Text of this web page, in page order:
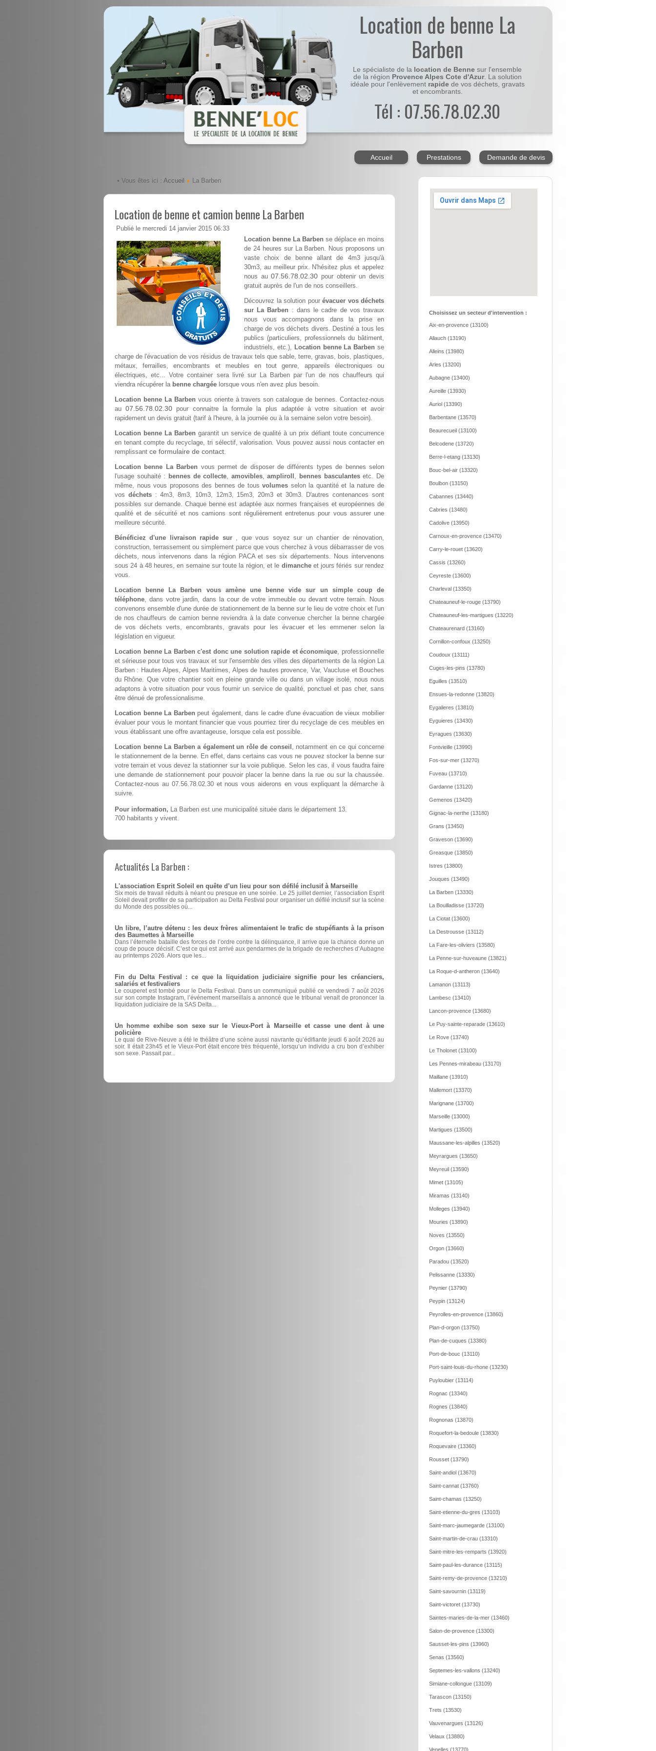
Location de benne La
Barben
Le spécialiste de la location de Benne sur l'ensemble
de la région Provence Alpes Cote d'Azur. La solution
idéale pour l'enlèvement rapidede vos déchets, gravats
et encombrants.
Tél : 07.56.78.02.30
Accueil Prestations Demande de devis
• Vous êtes ici : Accueil La Barben
Location de benne et camion benne La Barben
Publié le mercredi 14 janvier 2015 06:33
Location benne La Barben se déplace en moins
de 24 heures sur La Barben. Nous proposons un
vaste choix de benne allant de 4m3 jusqu'à
30m3, au meilleur prix. N'hésitez plus et appelez
nous au07.56.78.02.30 pour obtenir un devis
gratuit auprès de l'un de nos conseillers.
Découvrez la solution pour évacuer vos déchets
sur La Barben : dans le cadre de vos travaux
nous vous accompagnons dans la prise en
charge de vos déchets divers. Destiné a tous les
publics (particuliers, professionnels du bâtiment,
industriels, etc.), Location benne La Barben se
charge de l'évacuation de vos résidus de travaux tels que sable, terre, gravas, bois, plastiques,
métaux, ferrailles, encombrants et meubles en tout genre, appareils électroniques ou
électriques, etc... Votre container sera livré sur La Barben par l'un de nos chauffeurs qui
viendra récupérer la benne chargée lorsque vous n'en avez plus besoin.
Location benne La Barben vous oriente à travers son catalogue de bennes. Contactez-nous
au07.56.78.02.30 pour connaitre la formule la plus adaptée à votre situation et avoir
rapidement un devis gratuit (tarif à l'heure, à la journée ou à la semaine selon votre besoin).
Location benne La Barben garantit un service de qualité à un prix défiant toute concurrence
en tenant compte du recyclage, tri sélectif, valorisation. Vous pouvez aussi nous contacter en
remplissant ce formulaire de contact.
Location benne La Barben vous permet de disposer de différents types de bennes selon
l'usage souhaité : bennes de collecte, amovibles,ampliroll , bennes basculantesetc. De
même, nous vous proposons des bennes de tousvolumes selon la quantité et la nature de
vos déchets: 4m3, 8m3, 10m3, 12m3, 15m3, 20m3 et 30m3. D'autres contenances sont
possibles sur demande. Chaque benne est adaptée aux normes françaises et européennes de
qualité et de sécurité et nos camions sont régulièrement entretenus pour vous assurer une
meilleure sécurité.
Bénéficiez d'une livraison rapide sur , que vous soyez sur un chantier de rénovation,
construction, terrassement ou simplement parce que vous cherchez à vous débarrasser de vos
déchets, nous intervenons dans la région PACA et ses six départements. Nous intervenons
sous 24 à 48 heures, en semaine sur toute la région, et le dimancheet jours fériés sur rendez
vous.
Location benne La Barben vous amène une benne vide sur un simple coup de
téléphone, dans votre jardin, dans la cour de votre immeuble ou devant votre terrain. Nous
convenons ensemble d'une durée de stationnement de la benne sur le lieu de votre choix et l'un
de nos chauffeurs de camion benne reviendra à la date convenue chercher la benne chargée
de vos déchets verts, encombrants, gravats pour les évacuer et les emmener selon la
législation en vigueur.
Location benne La Barben c'est donc une solution rapide et économique, professionnelle
et sérieuse pour tous vos travaux et sur l'ensemble des villes des départements de la région La
Barben : Hautes Alpes, Alpes Maritimes, Alpes de hautes provence, Var, Vaucluse et Bouches
du Rhône. Que votre chantier soit en pleine grande ville ou dans un village isolé, nous nous
adaptons à votre situation pour vous fournir un service de qualité, ponctuel et pas cher, sans
être dénué de professionalisme.
Location benne La Barben peut également, dans le cadre d'une évacuation de vieux mobilier
évaluer pour vous le montant financier que vous pourriez tirer du recyclage de ces meubles en
vous établissant une offre avantageuse, lorsque cela est possible.
Location benne La Barben a également un rôle de conseil , notamment en ce qui concerne
le stationnement de la benne. En effet, dans certains cas vous ne pouvez stocker la benne sur
votre terrain et vous devez la stationner sur la voie publique. Selon les cas, il vous faudra faire
une demande de stationnement pour pouvoir placer la benne dans la rue ou sur la chaussée.
Contactez-nous au 07.56.78.02.30 et nous vous aiderons en vous expliquant la démarche à
suivre.
Pour information, La Barben est une municipalité située dans le département 13.
700 habitants y vivent.
Actualités La Barben :
L'association Esprit Soleil en quête d’un lieu pour son défilé inclusif à Marseille
Six mois de travail réduits à néant ou presque en une soirée. Le 25 juillet dernier, l’association Esprit
Soleil devait profiter de sa participation au Delta Festival pour organiser un défilé inclusif sur la scène
du Monde des possibles où...
Un libre, l’autre détenu : les deux frères alimentaient le trafic de stupéfiants à la prison
des Baumettes à Marseille
Dans l’éternelle bataille des forces de l’ordre contre la délinquance, il arrive que la chance donne un
coup de pouce décisif. C’est ce qui est arrivé aux gendarmes de la brigade de recherches d’Aubagne
au printemps 2026. Alors que les...
Fin du Delta Festival : ce que la liquidation judiciaire signifie pour les créanciers,
salariés et festivaliers
Le couperet est tombé pour le Delta Festival. Dans un communiqué publié ce vendredi 7 août 2026
sur son compte Instagram, l’événement marseillais a annoncé que le tribunal venait de prononcer la
liquidation judiciaire de la SAS Delta...
Un homme exhibe son sexe sur le Vieux-Port à Marseille et casse une dent à une
policière
Le quai de Rive-Neuve a été le théâtre d’une scène aussi navrante qu’édifiante jeudi 6 août 2026 au
soir. Il était 23h45 et le Vieux-Port était encore très fréquenté, lorsqu’un individu a cru bon d’exhiber
son sexe. Passait par...
Choisissez un secteur d'intervention :
Aix-en-provence (13100)
Allauch (13190)
Alleins (13980)
Arles (13200)
Aubagne (13400)
Aureille (13930)
Auriol (13390)
Barbentane (13570)
Beaurecueil (13100)
Belcodene (13720)
Berre-l-etang (13130)
Bouc-bel-air (13320)
Boulbon (13150)
Cabannes (13440)
Cabries (13480)
Cadolive (13950)
Carnoux-en-provence (13470)
Carry-le-rouet (13620)
Cassis (13260)
Ceyreste (13600)
Charleval (13350)
Chateauneuf-le-rouge (13790)
Chateauneuf-les-martigues (13220)
Chateaurenard (13160)
Cornillon-confoux (13250)
Coudoux (13111)
Cuges-les-pins (13780)
Eguilles (13510)
Ensues-la-redonne (13820)
Eygalieres (13810)
Eyguieres (13430)
Eyragues (13630)
Fontvieille (13990)
Fos-sur-mer (13270)
Fuveau (13710)
Gardanne (13120)
Gemenos (13420)
Gignac-la-nerthe (13180)
Grans (13450)
Graveson (13690)
Greasque (13850)
Istres (13800)
Jouques (13490)
La Barben (13330)
La Bouilladisse (13720)
La Ciotat (13600)
La Destrousse (13112)
La Fare-les-oliviers (13580)
La Penne-sur-huveaune (13821)
La Roque-d-antheron (13640)
Lamanon (13113)
Lambesc (13410)
Lancon-provence (13680)
Le Puy-sainte-reparade (13610)
Le Rove (13740)
Le Tholonet (13100)
Les Pennes-mirabeau (13170)
Maillane (13910)
Mallemort (13370)
Marignane (13700)
Marseille (13000)
Martigues (13500)
Maussane-les-alpilles (13520)
Meyrargues (13650)
Meyreuil (13590)
Mimet (13105)
Miramas (13140)
Molleges (13940)
Mouries (13890)
Noves (13550)
Orgon (13660)
Paradou (13520)
Pelissanne (13330)
Peynier (13790)
Peypin (13124)
Peyrolles-en-provence (13860)
Plan-d-orgon (13750)
Plan-de-cuques (13380)
Port-de-bouc (13110)
Port-saint-louis-du-rhone (13230)
Puyloubier (13114)
Rognac (13340)
Rognes (13840)
Rognonas (13870)
Roquefort-la-bedoule (13830)
Roquevaire (13360)
Rousset (13790)
Saint-andiol (13670)
Saint-cannat (13760)
Saint-chamas (13250)
Saint-etienne-du-gres (13103)
Saint-marc-jaumegarde (13100)
Saint-martin-de-crau (13310)
Saint-mitre-les-remparts (13920)
Saint-paul-les-durance (13115)
Saint-remy-de-provence (13210)
Saint-savournin (13119)
Saint-victoret (13730)
Saintes-maries-de-la-mer (13460)
Salon-de-provence (13300)
Sausset-les-pins (13960)
Senas (13560)
Septemes-les-vallons (13240)
Simiane-collongue (13109)
Tarascon (13150)
Trets (13530)
Vauvenargues (13126)
Velaux (13880)
Venelles (13770)